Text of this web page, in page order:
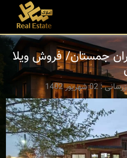
جمستان/ فروش ویلا
: 02 شهریور 1402